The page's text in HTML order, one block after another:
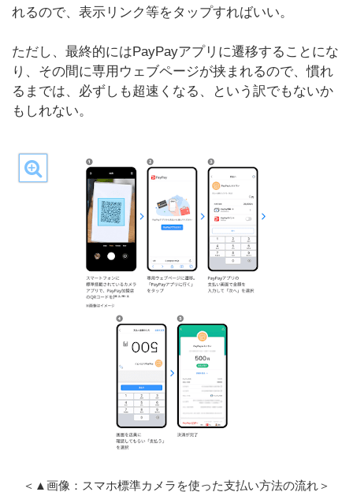
れるので、表示リンク等をタップすればいい。
ただし、最終的にはPayPayアプリに遷移することにな
り、その間に専用ウェブページが挟まれるので、慣れ
るまでは、必ずしも超速くなる、という訳でもないか
もしれない。
＜▲画像：スマホ標準カメラを使った支払い方法の流れ＞